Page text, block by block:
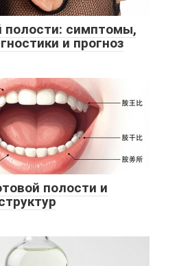
полости: симптомы,
и прогноз
полости и